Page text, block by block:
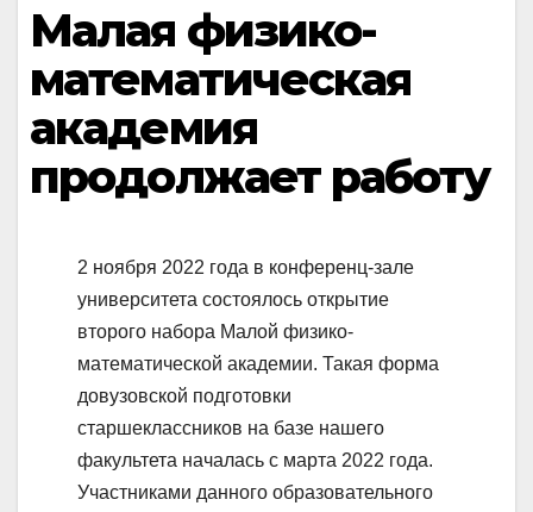
Малая физико-
математическая
академия
продолжает работу
2 ноября 2022 года в конференц-зале
университета состоялось открытие
второго набора Малой физико-
математической академии. Такая форма
довузовской подготовки
старшеклассников на базе нашего
факультета началась с марта 2022 года.
Участниками данного образовательного